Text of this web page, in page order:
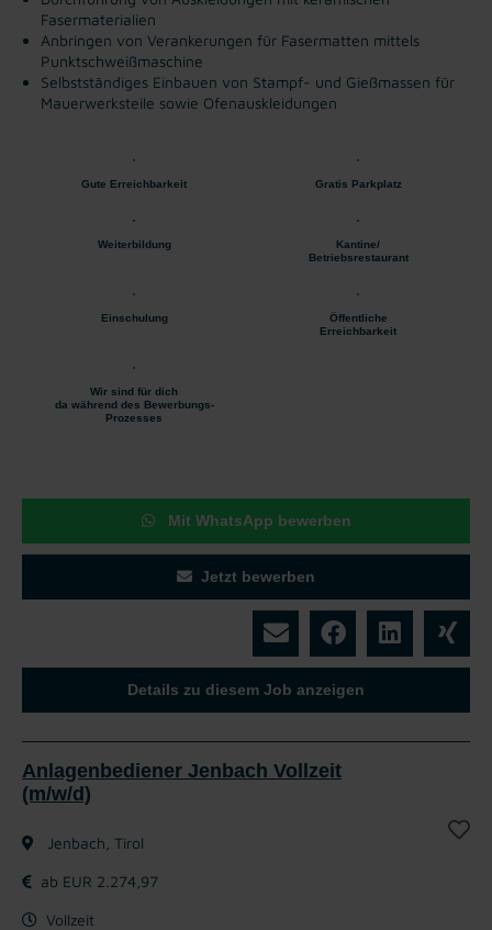
Fasermaterialien
Anbringen von Verankerungen für Fasermatten mittels
Punktschweißmaschine
Selbstständiges Einbauen von Stampf- und Gießmassen für
Mauerwerksteile sowie Ofenauskleidungen
Gute Erreichbarkeit Gratis Parkplatz
Weiterbildung
Kantine/
Betriebsrestaurant
Einschulung
Öffentliche
Erreichbarkeit
Wir sind für dich
da während des Bewerbungs-
Prozesses
Mit WhatsApp bewerben
Jetzt bewerben
Details zu diesem Job anzeigen
Anlagenbediener Jenbach Vollzeit
(m/w/d)
Jenbach, Tirol
ab EUR 2.274,97
Vollzeit